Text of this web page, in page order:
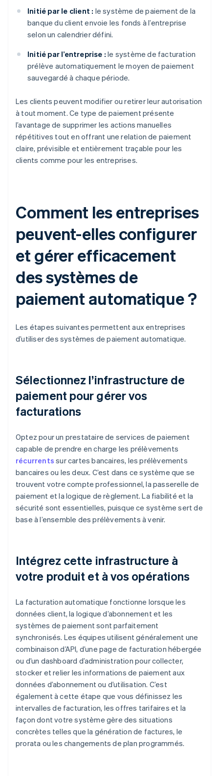
Initié par le client : le système de paiement de la
banque du client envoie les fonds à l’entreprise
selon un calendrier défini.
Initié par l’entreprise : le système de facturation
prélève automatiquement le moyen de paiement
sauvegardé à chaque période.
Les clients peuvent modifier ou retirer leur autorisation
à tout moment. Ce type de paiement présente
l’avantage de supprimer les actions manuelles
répétitives tout en offrant une relation de paiement
claire, prévisible et entièrement traçable pour les
clients comme pour les entreprises.
Comment les entreprises
peuvent-elles configurer
et gérer efficacement
des systèmes de
paiement automatique ?
Les étapes suivantes permettent aux entreprises
d’utiliser des systèmes de paiement automatique.
Sélectionnez l’infrastructure de
paiement pour gérer vos
facturations
Optez pour un prestataire de services de paiement
capable de prendre en charge les prélèvements
récurrents sur cartes bancaires, les prélèvements
bancaires ou les deux. C’est dans ce système que se
trouvent votre compte professionnel, la passerelle de
paiement et la logique de règlement. La fiabilité et la
sécurité sont essentielles, puisque ce système sert de
base à l’ensemble des prélèvements à venir.
Intégrez cette infrastructure à
votre produit et à vos opérations
La facturation automatique fonctionne lorsque les
données client, la logique d’abonnement et les
systèmes de paiement sont parfaitement
synchronisés. Les équipes utilisent généralement une
combinaison d’API, d’une page de facturation hébergée
ou d’un dashboard d’administration pour collecter,
stocker et relier les informations de paiement aux
données d’abonnement ou d’utilisation. C’est
également à cette étape que vous définissez les
intervalles de facturation, les offres tarifaires et la
façon dont votre système gère des situations
concrètes telles que la génération de factures, le
prorata ou les changements de plan programmés.